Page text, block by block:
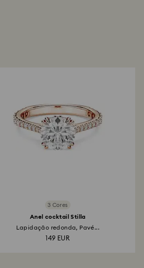
entre 3 e 7 dias
3 Cores
Anel cocktail Stilla
Lapidação redonda, Pavé...
149 EUR